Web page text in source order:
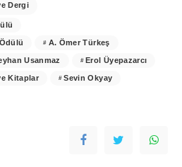
Dergi
A. Ömer Türkeş
Usanmaz Erol Üyepazarcı
Kitaplar Sevin Okyay